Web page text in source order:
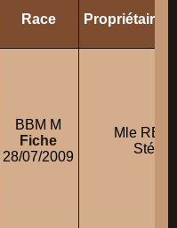
Race Propriétaire/
BBM M
Fiche
28/07/2009
Mle